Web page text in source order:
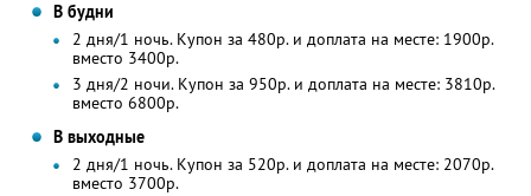
В будни
2 дня/1 ночь. Купон за 480р. и доплата на месте: 1900р.
вместо 3400р.
3 дня/2 ночи. Купон за 950р. и доплата на месте: 3810р.
вместо 6800р.
В выходные
2 дня/1 ночь. Купон за 520р. и доплата на месте: 2070р.
вместо 3700р.